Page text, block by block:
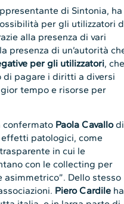
di Sintonia, ha
per gli utilizzatori
alla presenza di vari
presenza di un’autorità
per gli utilizzatori, che
di pagare i diritti a diversi
tempo e risorse per
confermato Paola Cavallodi
effetti patologici, come
in cui le
con le collecting per
asimmetrico”. Dello stesso
Piero Cardile ha